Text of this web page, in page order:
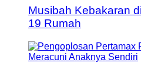
Musibah Kebakaran
19 Rumah